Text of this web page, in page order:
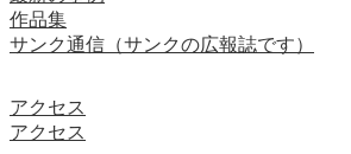
作品集
サンク通信（サンクの広報誌です）
アクセス
アクセス